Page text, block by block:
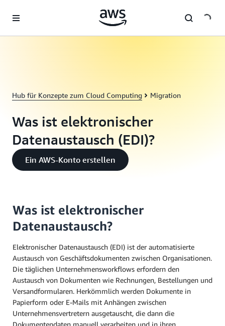
Überspringen zum Hauptinhalt
Hub für Konzepte zum Cloud Computing Migration
Was ist elektronischer
Datenaustausch (EDI)?
Ein AWS-Konto erstellen
Was ist elektronischer
Datenaustausch?
Elektronischer Datenaustausch (EDI) ist der automatisierte
Austausch von Geschäftsdokumenten zwischen Organisationen.
Die täglichen Unternehmensworkflows erfordern den
Austausch von Dokumenten wie Rechnungen, Bestellungen und
Versandformularen. Herkömmlich werden Dokumente in
Papierform oder E-Mails mit Anhängen zwischen
Unternehmensvertretern ausgetauscht, die dann die
Dokumentendaten manuell verarbeiten und in ihren